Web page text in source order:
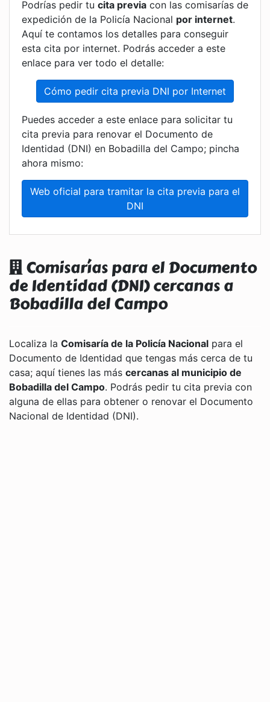
Podrías pedir tu cita previa con las comisarías de
expedición de la Policía Nacional por internet.
Aquí te contamos los detalles para conseguir
esta cita por internet. Podrás acceder a este
enlace para ver todo el detalle:
Cómo pedir cita previa DNI por Internet
Puedes acceder a este enlace para solicitar tu
cita previa para renovar el Documento de
Identidad (DNI) en Bobadilla del Campo; pincha
ahora mismo:
Web oficial para tramitar la cita previa para el
DNI
Comisarías para el Documento
de Identidad (DNI) cercanas a
Bobadilla del Campo
Localiza la Comisaría de la Policía Nacional para el
Documento de Identidad que tengas más cerca de tu
casa; aquí tienes las más cercanas al municipio de
Bobadilla del Campo. Podrás pedir tu cita previa con
alguna de ellas para obtener o renovar el Documento
Nacional de Identidad (DNI).